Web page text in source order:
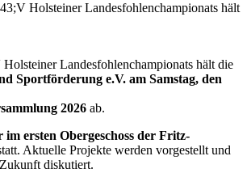
Holsteiner Landesfohlenchampionats hält
Landesfohlenchampionats hält die
Sportförderung e.V. am Samstag, den
2026 ab.
im ersten Obergeschoss der Fritz-
Aktuelle Projekte werden vorgestellt und
diskutiert.